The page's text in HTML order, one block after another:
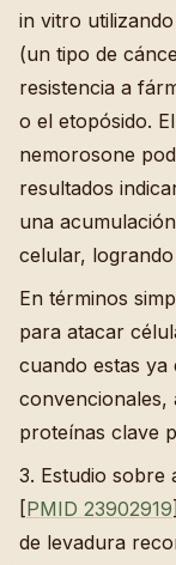
in vitro
(un tipo de
resistencia a
o el etopósido.
nemorosone
resultados
una
celular,
En términos
para atacar
cuando estas ya
convencionales,
proteínas clave
3. Estudio sobre
[PMID 23902919
de levadura